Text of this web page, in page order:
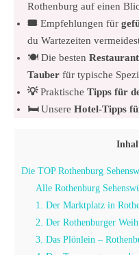
Rothenburg auf einen
🎟️ Empfehlungen für
du Wartezeiten
🍽️ Die besten
Tauber für typische
💡Praktische Tipps für
🛏️Unsere Hotel-Tipps
Die TOP Rothenburg
Alle Rothenburg
1. Der Marktplatz in
2. Der Rothenburger
3. Das Plönlein –